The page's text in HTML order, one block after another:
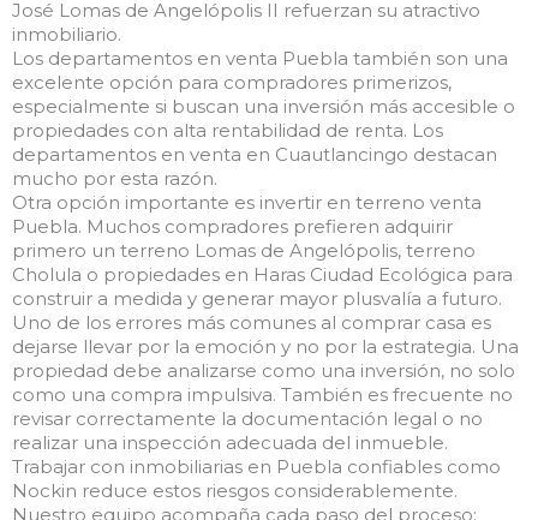
José Lomas de Angelópolis II refuerzan su atractivo
inmobiliario.
Los departamentos en venta Puebla también son una
excelente opción para compradores primerizos,
especialmente si buscan una inversión más accesible o
propiedades con alta rentabilidad de renta. Los
departamentos en venta en Cuautlancingo destacan
mucho por esta razón.
Otra opción importante es invertir en terreno venta
Puebla. Muchos compradores prefieren adquirir
primero un terreno Lomas de Angelópolis, terreno
Cholula o propiedades en Haras Ciudad Ecológica para
construir a medida y generar mayor plusvalía a futuro.
Uno de los errores más comunes al comprar casa es
dejarse llevar por la emoción y no por la estrategia. Una
propiedad debe analizarse como una inversión, no solo
como una compra impulsiva. También es frecuente no
revisar correctamente la documentación legal o no
realizar una inspección adecuada del inmueble.
Trabajar con inmobiliarias en Puebla confiables como
Nockin reduce estos riesgos considerablemente.
Nuestro equipo acompaña cada paso del proceso: